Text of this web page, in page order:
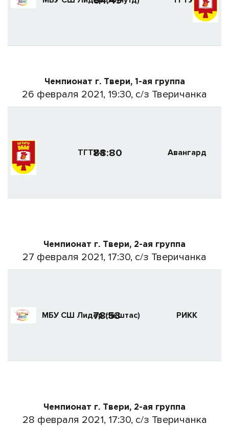
Чемпионат г. Твери, 1-ая группа
26 февраля 2021, 19:30, с/з Тверичанка
ТГТУ-188:80 Авангард
Чемпионат г. Твери, 2-ая группа
27 февраля 2021, 17:30, с/з Тверичанка
МБУ СШ Лидер (Якштас)
78:53 РИКК
Чемпионат г. Твери, 2-ая группа
28 февраля 2021, 17:30, с/з Тверичанка